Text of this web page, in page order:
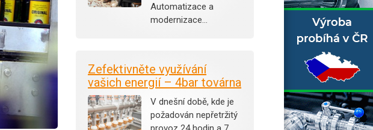
Automatizace a
modernizace…
Zefektivněte využívání
vašich energií – 4bar továrna
V dnešní době, kde je
požadován nepřetržitý